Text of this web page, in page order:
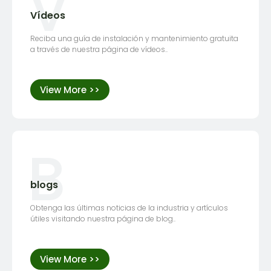
Vídeos
Reciba una guía de instalación y mantenimiento gratuita
a través de nuestra página de vídeos..
View More >>
B
blogs
Obtenga las últimas noticias de la industria y artículos
útiles visitando nuestra página de blog..
View More >>